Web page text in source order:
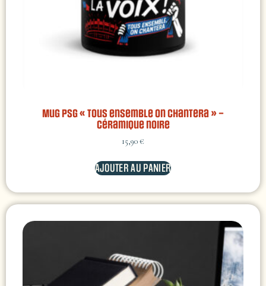
Mug PSG « Tous ensemble on chantera » –
céramique noire
15,90€
AJOUTER AU PANIER